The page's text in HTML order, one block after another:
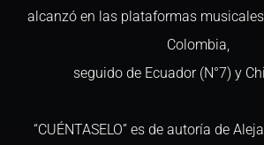
alcanzó en las plataformas
Colombia,
seguido de Ecuador (N°7) y
“CUÉNTASELO” es de autoría de